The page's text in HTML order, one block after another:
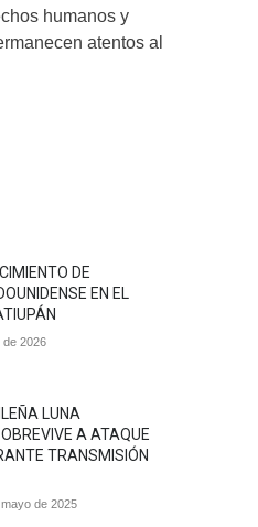
humanos y
atentos al
DE
EN EL
de 2026
LUNA
A ATAQUE
TRANSMISIÓN
de 2025